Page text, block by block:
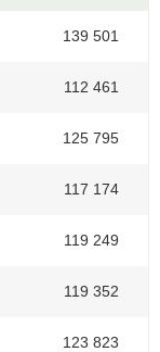
139 501
112 461
125 795
117 174
119 249
119 352
123 823